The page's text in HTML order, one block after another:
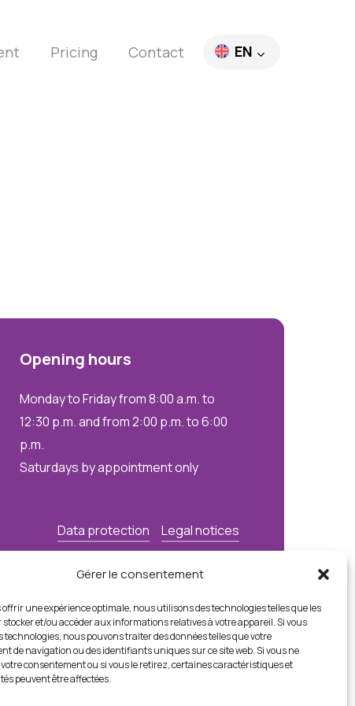
Gérer le consentement
offrir une expérience optimale, nous utilisons des technologies telles que les
stocker et/ou accéder aux informations relatives à votre appareil. Si vous
technologies, nous pouvons traiter des données telles que votre
de navigation ou des identifiants uniques sur ce site web. Si vous ne
consentement ou si vous le retirez, certaines caractéristiques et
peuvent être affectées.
Pricing Contact EN
Opening hours
Monday to Friday from 8:00 a.m. to
12:30 p.m. and from 2:00 p.m. to 6:00
p.m.
Saturdays by appointment only
Data protection Legal notices